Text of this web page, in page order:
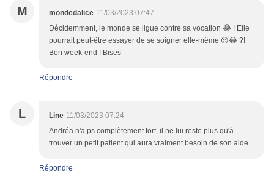
M mondedalice 11/03/2023 07:47
Décidemment, le monde se ligue contre sa vocation 😂 ! Elle
pourrait peut-être essayer de se soigner elle-même 😉😂 ?!
Bon week-end ! Bises
Répondre
L Line 11/03/2023 07:24
Andréa n'a ps complètement tort, il ne lui reste plus qu'à
trouver un petit patient qui aura vraiment besoin de son aide...
Répondre